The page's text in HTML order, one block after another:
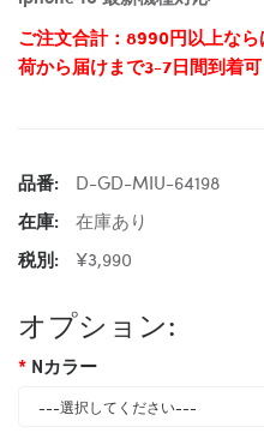
ご注文合計：8990円以上な
荷から届けまで3-7日間到着可
品番:
D-GD-MIU-64198
在庫:
在庫あり
税別:
¥3,990
オプション:
Nカラー